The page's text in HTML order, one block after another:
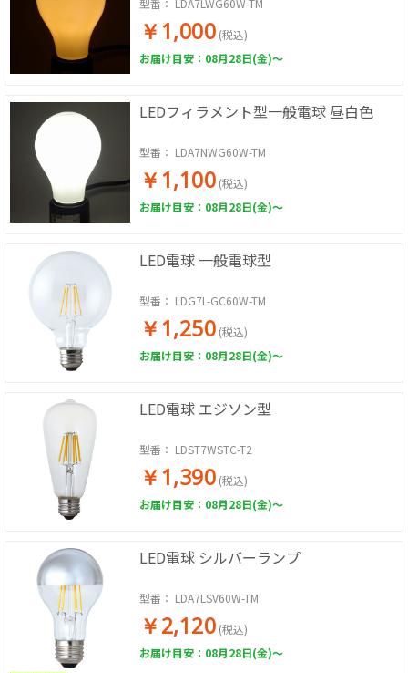
型番： LDA7LWG60W-TM
￥1,000 (税込)
お届け目安：08月28日(金)～
LEDフィラメント型一般電球 昼白色
型番： LDA7NWG60W-TM
￥1,100 (税込)
お届け目安：08月28日(金)～
LED電球 一般電球型
型番： LDG7L-GC60W-TM
￥1,250 (税込)
お届け目安：08月28日(金)～
LED電球 エジソン型
型番： LDST7WSTC-T2
￥1,390 (税込)
お届け目安：08月28日(金)～
LED電球 シルバーランプ
型番： LDA7LSV60W-TM
￥2,120 (税込)
お届け目安：08月28日(金)～